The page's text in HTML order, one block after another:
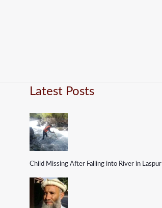
Latest Posts
Child Missing After Falling into River in Laspur